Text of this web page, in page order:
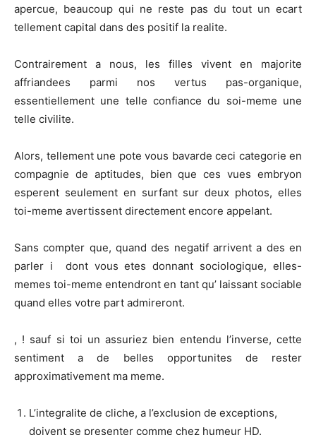
apercue, beaucoup qui ne reste pas du tout un ecart
tellement capital dans des positif la realite.
Contrairement a nous, les filles vivent en majorite
affriandees parmi nos vertus pas-organique,
essentiellement une telle confiance du soi-meme une
telle civilite.
Alors, tellement une pote vous bavarde ceci categorie en
compagnie de aptitudes, bien que ces vues embryon
esperent seulement en surfant sur deux photos, elles
toi-meme avertissent directement encore appelant.
Sans compter que, quand des negatif arrivent a des en
parler i dont vous etes donnant sociologique, elles-
memes toi-meme entendront en tant qu’ laissant sociable
quand elles votre part admireront.
, ! sauf si toi un assuriez bien entendu l’inverse, cette
sentiment a de belles opportunites de rester
approximativement ma meme.
L’integralite de cliche, a l’exclusion de exceptions,
doivent se presenter comme chez humeur HD.